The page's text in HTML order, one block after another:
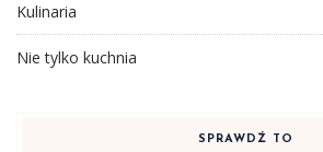
Kulinaria
Nie tylko kuchnia
SPRAWDŹ TO